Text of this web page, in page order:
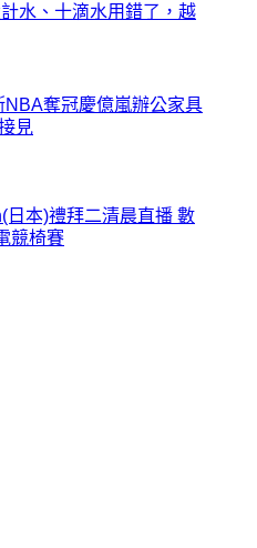
水、十滴水用錯了，越
奪冠慶億嵐辦公家具
見
日本)禮拜二清晨直播 數
競椅賽